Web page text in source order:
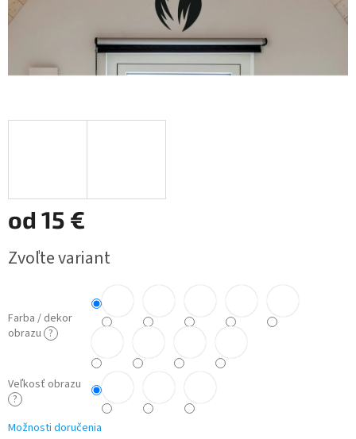
od 15 €
cena:
Zvoľte variant
Farba / dekor
obrazu ?
Veľkosť obrazu
?
Možnosti doručenia